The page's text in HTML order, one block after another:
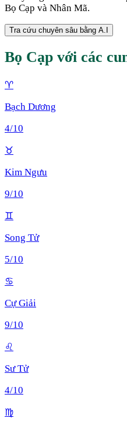
Bọ Cạp và Nhân Mã.
Tra cứu chuyên sâu bằng A.I
Bọ Cạp với các
♈
Bạch Dương
4/10
♉
Kim Ngưu
9/10
♊
Song Tử
5/10
♋
Cự Giải
9/10
♌
Sư Tử
4/10
♍